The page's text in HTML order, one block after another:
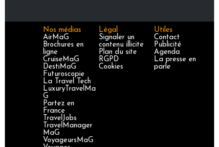
Nos médias
AirMaG
Brochures en
ligne
CruiseMaG
DestiMaG
Futuroscopie
La Travel Tech
LuxuryTravelMa
G
Partez en
France
TravelJobs
TravelManager
MaG
VoyageursMaG
Légal
Signaler un
contenu illicite
Plan du site
RGPD
Cookies
Utiles
Contact
Publicité
Agenda
La presse en
parle